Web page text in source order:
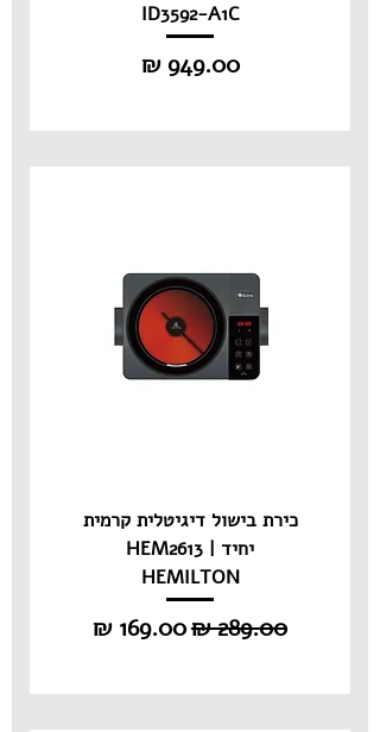
ID3592-A1C
מחיר‏949.00 ‏₪
כירת בישול דיגיטלית קרמית
יחיד HEM2613 |
HEMILTON
מחיר רגיל מחיר מבצע